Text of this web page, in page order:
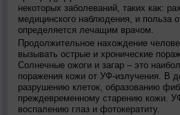
некоторых заболеваний, таких как:
медицинского наблюдения, и польза
определяется лечащим врачом.
Продолжительное нахождение
вызывать острые и хронические
Солнечные ожоги и загар – это
поражения кожи от УФ-излучения. В
разрушению клеток, образованию
преждевременному старению кожи.
воспалению глаз и фотокератиту.